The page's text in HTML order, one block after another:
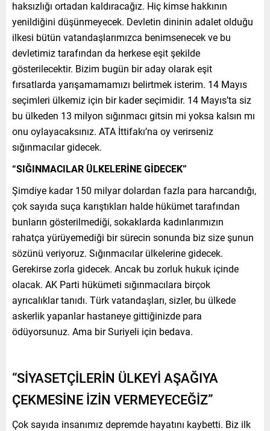
haksızlığı ortadan kaldıracağız. Hiç kimse hakkının
yenildiğini düşünmeyecek. Devletin dininin adalet olduğu
ilkesi bütün vatandaşlarımızca benimsenecek ve bu
devletimiz tarafından da herkese eşit şekilde
gösterilecektir. Bizim bugün bir aday olarak eşit
fırsatlarda yarışamamamızı belirtmek isterim. 14 Mayıs
seçimleri ülkemiz için bir kader seçimidir. 14 Mayıs’ta siz
bu ülkeden 13 milyon sığınmacı gitsin mi yoksa kalsın mı
onu oylayacaksınız. ATA İttifakı’na oy verirseniz
sığınmacılar gidecek.
“SIĞINMACILAR ÜLKELERİNE GİDECEK”
Şimdiye kadar 150 milyar dolardan fazla para harcandığı,
çok sayıda suça karıştıkları halde hükümet tarafından
bunların gösterilmediği, sokaklarda kadınlarımızın
rahatça yürüyemediği bir sürecin sonunda biz size şunun
sözünü veriyoruz. Sığınmacılar ülkelerine gidecek.
Gerekirse zorla gidecek. Ancak bu zorluk hukuk içinde
olacak. AK Parti hükümeti sığınmacılara birçok
ayrıcalıklar tanıdı. Türk vatandaşları, sizler, bu ülkede
askerlik yapanlar hastaneye gittiğinizde para
ödüyorsunuz. Ama bir Suriyeli için bedava.
“SİYASETÇİLERİN ÜLKEYİ AŞAĞIYA
ÇEKMESİNE İZİN VERMEYECEĞİZ”
Çok sayıda insanımız depremde hayatını kaybetti. Biz ilk